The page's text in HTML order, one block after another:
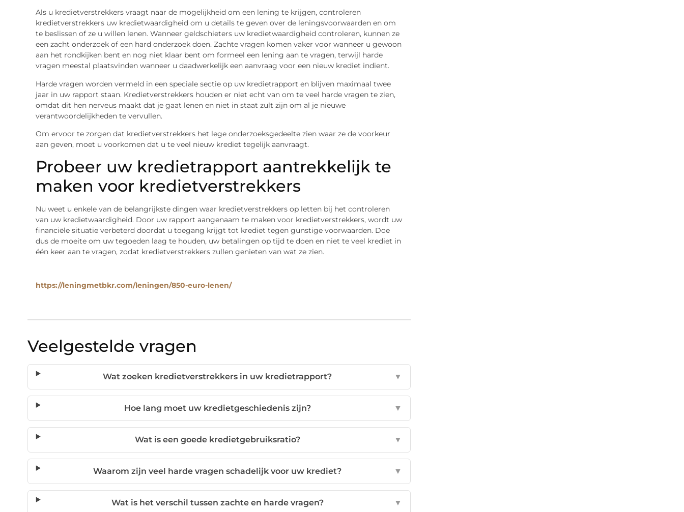
Als u kredietverstrekkers vraagt naar de mogelijkheid om een lening te krijgen, controleren
kredietverstrekkers uw kredietwaardigheid om u details te geven over de leningsvoorwaarden en om
te beslissen of ze u willen lenen. Wanneer geldschieters uw kredietwaardigheid controleren, kunnen ze
een zacht onderzoek of een hard onderzoek doen. Zachte vragen komen vaker voor wanneer u gewoon
aan het rondkijken bent en nog niet klaar bent om formeel een lening aan te vragen, terwijl harde
vragen meestal plaatsvinden wanneer u daadwerkelijk een aanvraag voor een nieuw krediet indient.
Harde vragen worden vermeld in een speciale sectie op uw kredietrapport en blijven maximaal twee
jaar in uw rapport staan. Kredietverstrekkers houden er niet echt van om te veel harde vragen te zien,
omdat dit hen nerveus maakt dat je gaat lenen en niet in staat zult zijn om al je nieuwe
verantwoordelijkheden te vervullen.
Om ervoor te zorgen dat kredietverstrekkers het lege onderzoeksgedeelte zien waar ze de voorkeur
aan geven, moet u voorkomen dat u te veel nieuw krediet tegelijk aanvraagt.
Probeer uw kredietrapport aantrekkelijk te
maken voor kredietverstrekkers
Nu weet u enkele van de belangrijkste dingen waar kredietverstrekkers op letten bij het controleren
van uw kredietwaardigheid. Door uw rapport aangenaam te maken voor kredietverstrekkers, wordt uw
financiële situatie verbeterd doordat u toegang krijgt tot krediet tegen gunstige voorwaarden. Doe
dus de moeite om uw tegoeden laag te houden, uw betalingen op tijd te doen en niet te veel krediet in
één keer aan te vragen, zodat kredietverstrekkers zullen genieten van wat ze zien.
https://leningmetbkr.com/leningen/850-euro-lenen/
Veelgestelde vragen
Wat zoeken kredietverstrekkers in uw kredietrapport? ▼
Hoe lang moet uw kredietgeschiedenis zijn? ▼
Wat is een goede kredietgebruiksratio? ▼
Waarom zijn veel harde vragen schadelijk voor uw krediet? ▼
Wat is het verschil tussen zachte en harde vragen? ▼